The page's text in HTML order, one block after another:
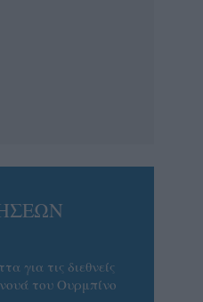
για τις διεθνείς
του Ουρμπίνο